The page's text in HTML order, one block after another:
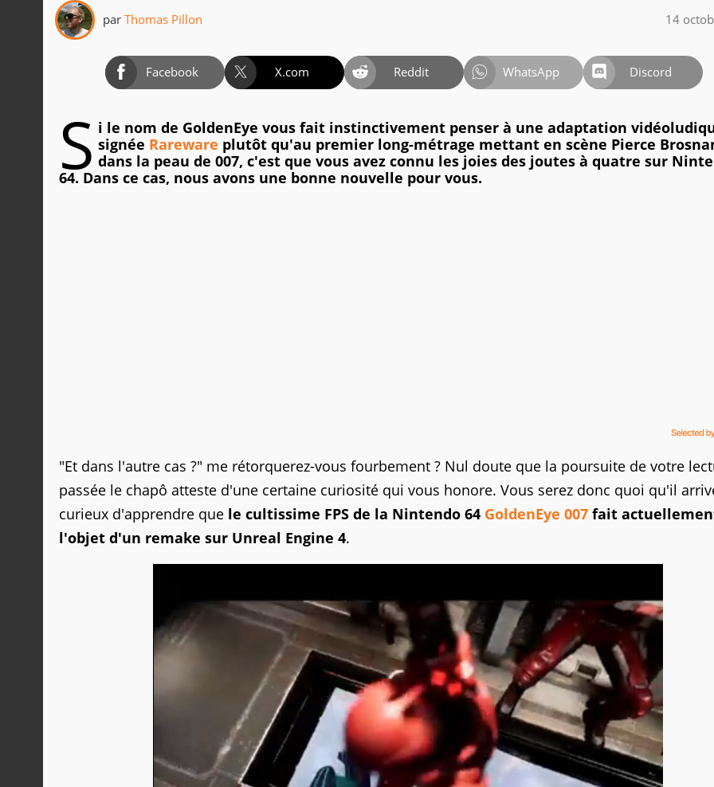
par Thomas Pillon 14
Facebook X.com Reddit WhatsApp Discord
S i le nom de GoldenEye vous fait instinctivement penser à une adaptation
signée Rareware plutôt qu'au premier long-métrage mettant en scène Pierce
dans la peau de 007, c'est que vous avez connu les joies des joutes à quatre sur
64. Dans ce cas, nous avons une bonne nouvelle pour vous.
"Et dans l'autre cas ?" me rétorquerez-vous fourbement ? Nul doute que la poursuite de votre
passée le chapô atteste d'une certaine curiosité qui vous honore. Vous serez donc quoi qu'il
curieux d'apprendre que le cultissime FPS de la Nintendo 64 GoldenEye 007 fait
l'objet d'un remake sur Unreal Engine 4.